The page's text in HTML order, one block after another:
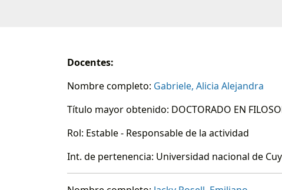
Docentes:
Nombre completo: Gabriele, Alicia Alejandra
Título mayor obtenido: DOCTORADO EN
Rol: Estable - Responsable de la actividad
Int. de pertenencia: Universidad nacional de